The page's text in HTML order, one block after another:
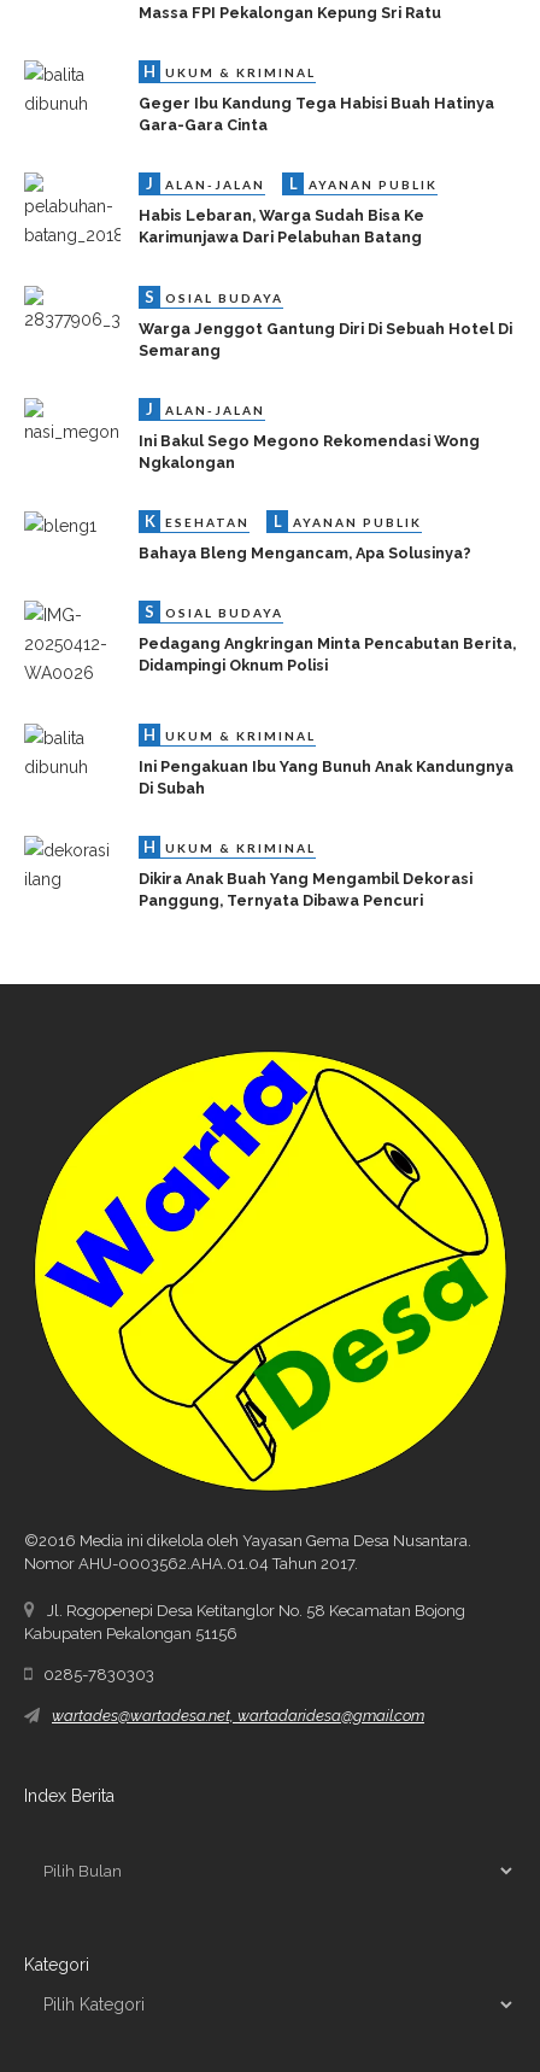
Massa FPI Pekalongan Kepung Sri Ratu
H UKUM & KRIMINAL
Geger Ibu Kandung Tega Habisi Buah Hatinya
Gara-Gara Cinta
J ALAN-JALAN L AYANAN PUBLIK
Habis Lebaran, Warga Sudah Bisa Ke
Karimunjawa Dari Pelabuhan Batang
S OSIAL BUDAYA
Warga Jenggot Gantung Diri Di Sebuah Hotel Di
Semarang
J ALAN-JALAN
Ini Bakul Sego Megono Rekomendasi Wong
Ngkalongan
K ESEHATAN L AYANAN PUBLIK
Bahaya Bleng Mengancam, Apa Solusinya?
S OSIAL BUDAYA
Pedagang Angkringan Minta Pencabutan Berita,
Didampingi Oknum Polisi
H UKUM & KRIMINAL
Ini Pengakuan Ibu Yang Bunuh Anak Kandungnya
Di Subah
H UKUM & KRIMINAL
Dikira Anak Buah Yang Mengambil Dekorasi
Panggung, Ternyata Dibawa Pencuri
©2016 Media ini dikelola oleh Yayasan Gema Desa Nusantara.
Nomor AHU-0003562.AHA.01.04 Tahun 2017.
Jl. Rogopenepi Desa Ketitanglor No. 58 Kecamatan Bojong
Kabupaten Pekalongan 51156
0285-7830303
wartades@wartadesa.net, wartadaridesa@gmail.com
Index Berita
Kategori